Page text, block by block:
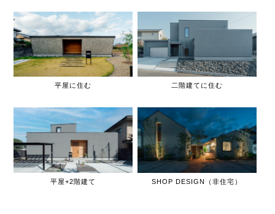
平屋に住む 二階建てに住む
平屋+2階建て SHOP DESIGN（非住宅）